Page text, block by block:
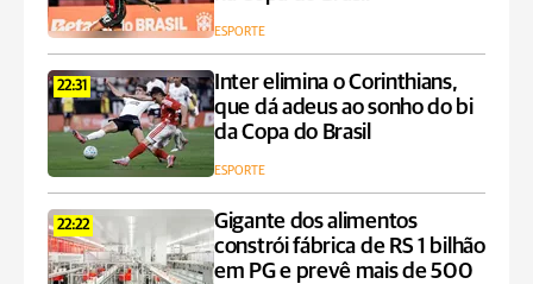
ESPORTE
22:31
Inter elimina o Corinthians,
que dá adeus ao sonho do bi
da Copa do Brasil
ESPORTE
22:22
Gigante dos alimentos
constrói fábrica de RS 1 bilhão
em PG e prevê mais de 500